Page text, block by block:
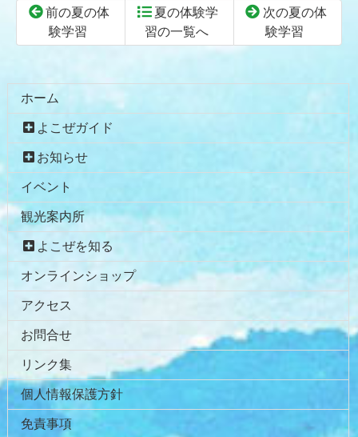
前の夏の体
験学習
夏の体験学
習の一覧へ
次の夏の体
験学習
ン
文
先
戻
の
へ
る
ホーム
よこぜガイド
お知らせ
イベント
観光案内所
よこぜを知る
オンラインショップ
アクセス
お問合せ
リンク集
個人情報保護方針
免責事項